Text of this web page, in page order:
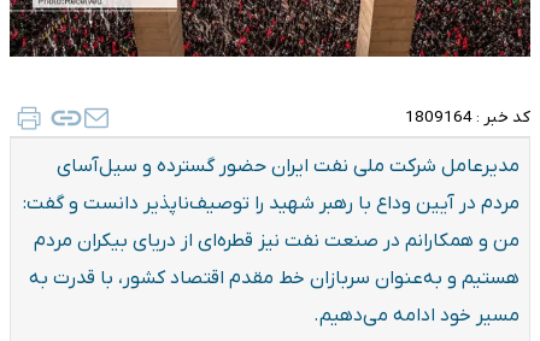
کد خبر : 1809164
مدیرعامل شرکت ملی نفت ایران حضور گسترده و سیل‌آسای
مردم در آیین وداع با رهبر شهید را توصیف‌ناپذیر دانست و گفت:
من و همکارانم در صنعت نفت نیز قطره‌ای از دریای بیکران مردم
هستیم و به‌عنوان سربازان خط مقدم اقتصاد کشور، با قدرت به
مسیر خود ادامه می‌دهیم.